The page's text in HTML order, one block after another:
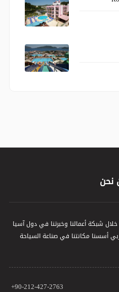
نحن
الأم تأسست عام 2001 من خلال شبكة أعمالنا وخبرتنا في دول آسيا
أسسنا مكانتنا في صناعة السياحة
+90-212-427-2763